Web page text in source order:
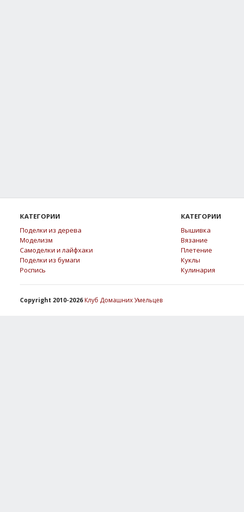
КАТЕГОРИИ
Поделки из дерева
Моделизм
Самоделки и лайфхаки
Поделки из бумаги
Роспись
КАТЕГОРИИ
Вышивка
Вязание
Плетение
Куклы
Кулинария
Copyright 2010-2026Клуб Домашних Умельцев